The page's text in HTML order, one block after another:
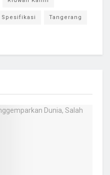
Spesifikasi Tangerang